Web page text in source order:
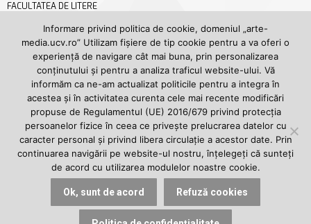
opens
new
window
FACULTATEA DE LITERE
Str. A. I. Cuza nr. 13, Craiova, jud. Dolj
tel/fax +40 251 414 468
secretariat.litere@ucv.ro | litere.ucv.ro/litere
Find us on:
Facebook
page
opens
in
new
YouTube
page
opens
in
new
window
UNIVERSITATEA DIN CRAIOVA
Str. A. I. Cuza nr. 13, Craiova, jud. Dolj
tel. +40 251 414 398
rectorat@central.ucv.ro | ucv.ro
YouTube
Informare privind politica de cookie, domeniul „arte-
media.ucv.ro” Utilizam fișiere de tip cookie pentru a va oferi o
experiență de navigare cât mai buna, prin personalizarea
conținutului și pentru a analiza traficul website-ului. Vă
informăm ca ne-am actualizat politicile pentru a integra în
acestea și în activitatea curenta cele mai recente modificări
propuse de Regulamentul (UE) 2016/679 privind protecția
persoanelor fizice în ceea ce privește prelucrarea datelor cu
caracter personal și privind libera circulație a acestor date. Prin
continuarea navigării pe website-ul nostru, înțelegeți că sunteți
de acord cu utilizarea modulelor noastre cookie.
Ok, sunt de acord Refuză cookies